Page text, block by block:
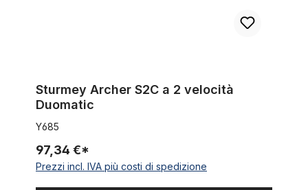
Sturmey Archer S2C a 2 velocità
Duomatic
Y685
97,34 €*
Prezzi incl. IVA più costi di spedizione